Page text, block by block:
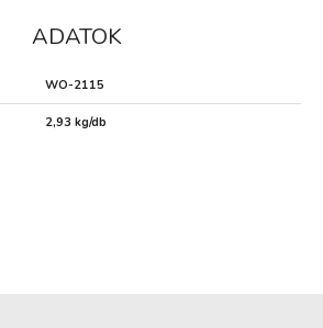
ADATOK
WO-2115
2,93 kg/db